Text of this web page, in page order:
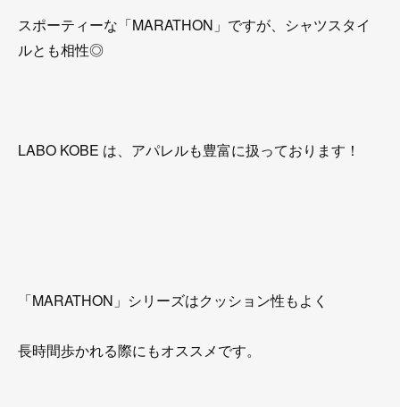
スポーティーな「MARATHON」ですが、シャツスタイ
ルとも相性◎
LABO KOBE は、アパレルも豊富に扱っております！
「MARATHON」シリーズはクッション性もよく
長時間歩かれる際にもオススメです。